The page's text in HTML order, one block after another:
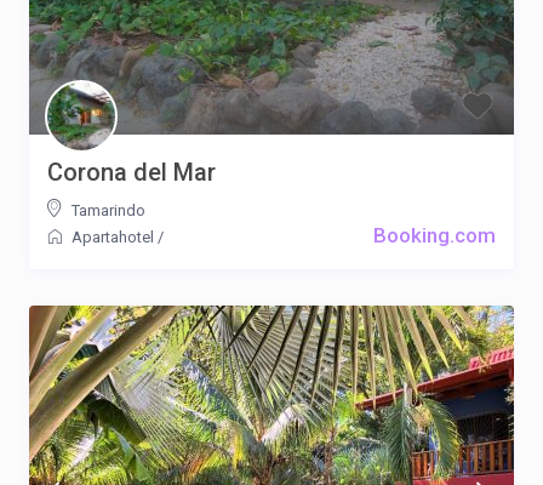
Booking.com
Corona del Mar
Tamarindo
Apartahotel /